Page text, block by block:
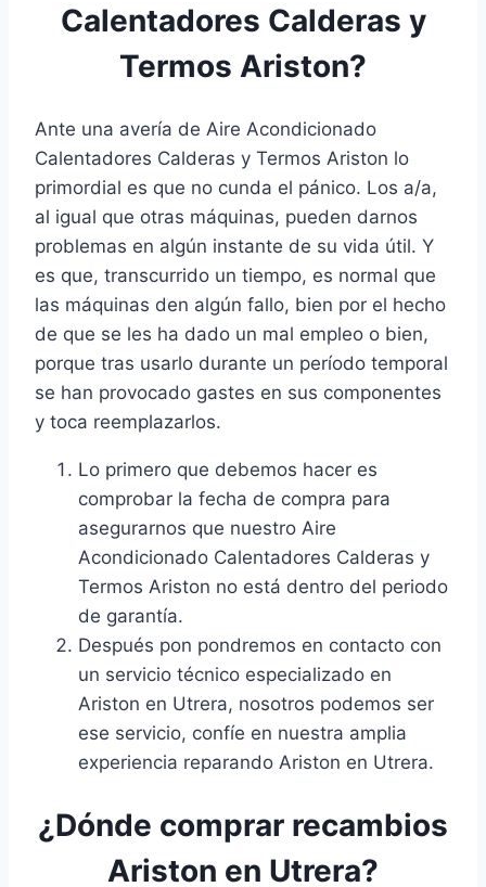
Calentadores Calderas y
Termos Ariston?
Ante una avería de Aire Acondicionado
Calentadores Calderas y Termos Ariston lo
primordial es que no cunda el pánico. Los a/a,
al igual que otras máquinas, pueden darnos
problemas en algún instante de su vida útil. Y
es que, transcurrido un tiempo, es normal que
las máquinas den algún fallo, bien por el hecho
de que se les ha dado un mal empleo o bien,
porque tras usarlo durante un período temporal
se han provocado gastes en sus componentes
y toca reemplazarlos.
Lo primero que debemos hacer es
comprobar la fecha de compra para
asegurarnos que nuestro Aire
Acondicionado Calentadores Calderas y
Termos Ariston no está dentro del periodo
de garantía.
Después pon pondremos en contacto con
un servicio técnico especializado en
Ariston en Utrera, nosotros podemos ser
ese servicio, confíe en nuestra amplia
experiencia reparando Ariston en Utrera.
¿Dónde comprar recambios
Ariston en Utrera?